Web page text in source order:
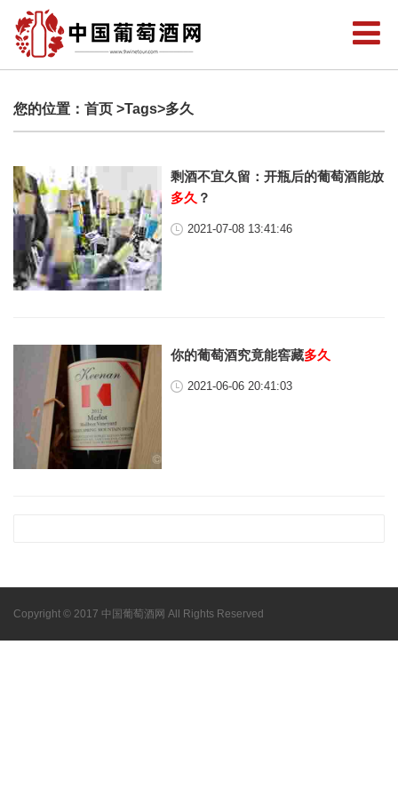
您的位置： 首页 >Tags>多久
剩酒不宜久留：开瓶后的葡萄酒能放
多久 ？
2021-07-08 13:41:46
你的葡萄酒究竟能窖藏多久
2021-06-06 20:41:03
Copyright © 2017 中国葡萄酒网 All Rights Reserved